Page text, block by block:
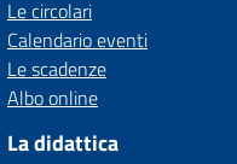
Le circolari
Calendario eventi
Le scadenze
Albo online
La didattica